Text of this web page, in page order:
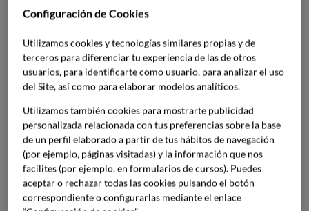
una idea de forma tangible a los clientes o al resto del
creativos. Por ejemplo, marketing digital o planificación de
eventos.
Utilidad del moodboard en el
sector de la restauración
Si nos centramos en el sector de la restauración, usar un
moodboard de restaurantecontribuye a definir su
identidad visual. Dado que la competitividad también es
Configuración de Cookies
Utilizamos cookies y tecnologías similares propias y de
terceros para diferenciar tu experiencia de las de otros
usuarios, para identificarte como usuario, para analizar el uso
del Site, así como para elaborar modelos analíticos.
Utilizamos también cookies para mostrarte publicidad
personalizada relacionada con tus preferencias sobre la base
de un perfil elaborado a partir de tus hábitos de navegación
(por ejemplo, páginas visitadas) y la información que nos
facilites (por ejemplo, en formularios de cursos). Puedes
aceptar o rechazar todas las cookies pulsando el botón
correspondiente o configurarlas mediante el enlace